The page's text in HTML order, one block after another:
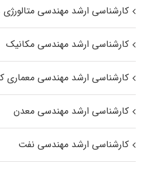
کارشناسی ارشد مهندسی متالورژی
کارشناسی ارشد مهندسی مکانیک
کارشناسی ارشد مهندسی معماری
کارشناسی ارشد مهندسی معدن
کارشناسی ارشد مهندسی نفت